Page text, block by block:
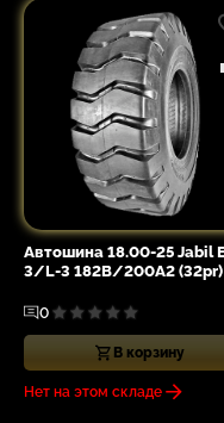
Автошина 18.00-25 Jabil
3/L-3 182B/200A2 (32pr)
0
В корзину
Нет на этом складе